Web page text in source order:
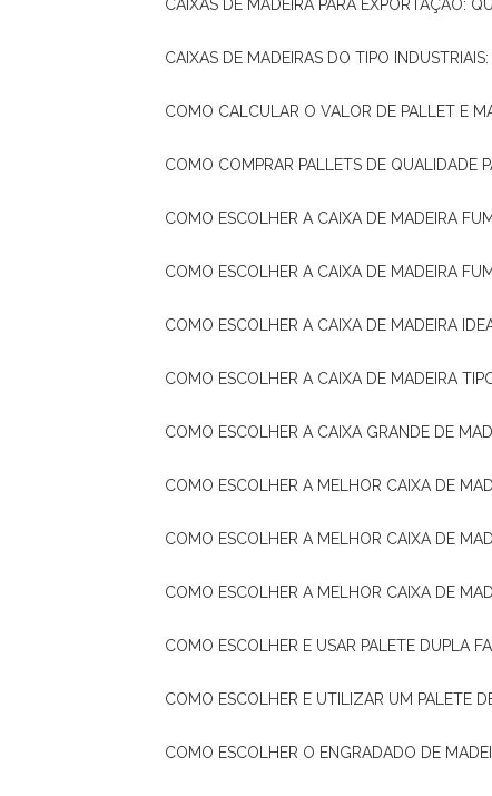
CAIXAS DE MADEIRA PARA EXPORTAÇÃO:
CAIXAS DE MADEIRAS DO TIPO
COMO CALCULAR O VALOR DE PALLET E
COMO COMPRAR PALLETS DE QUALIDADE
COMO ESCOLHER A CAIXA DE MADEIRA
COMO ESCOLHER A CAIXA DE MADEIRA
COMO ESCOLHER A CAIXA DE MADEIRA
COMO ESCOLHER A CAIXA DE MADEIRA
COMO ESCOLHER A CAIXA GRANDE DE
COMO ESCOLHER A MELHOR CAIXA DE
COMO ESCOLHER A MELHOR CAIXA DE
COMO ESCOLHER A MELHOR CAIXA DE
COMO ESCOLHER E USAR PALETE DUPLA
COMO ESCOLHER E UTILIZAR UM PALETE
COMO ESCOLHER O ENGRADADO DE